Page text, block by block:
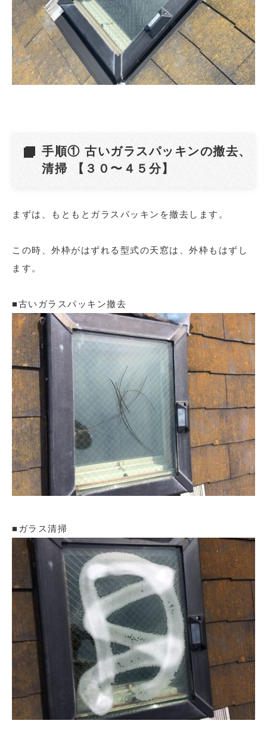
手順① 古いガラスパッキンの撤去、
清掃 【３０〜４５分】
まずは、もともとガラスパッキンを撤去します。
この時、外枠がはずれる型式の天窓は、外枠もはずし
ます。
■古いガラスパッキン撤去
■ガラス清掃